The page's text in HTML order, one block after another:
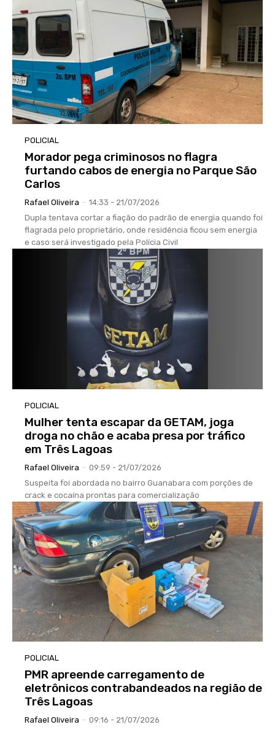
POLICIAL
Morador pega criminosos no flagra
furtando cabos de energia no Parque São
Carlos
Rafael Oliveira - 14:33 - 21/07/2026
Dupla tentava cortar a fiação do padrão de energia quando foi
flagrada pelo proprietário, onde residência ficou sem energia
e caso será investigado pela Polícia Civil
POLICIAL
Mulher tenta escapar da GETAM, joga
droga no chão e acaba presa por tráfico
em Três Lagoas
Rafael Oliveira - 09:59 - 21/07/2026
Suspeita foi abordada no bairro Guanabara com porções de
crack e cocaína prontas para comercialização
POLICIAL
PMR apreende carregamento de
eletrônicos contrabandeados na região de
Três Lagoas
Rafael Oliveira - 09:16 - 21/07/2026